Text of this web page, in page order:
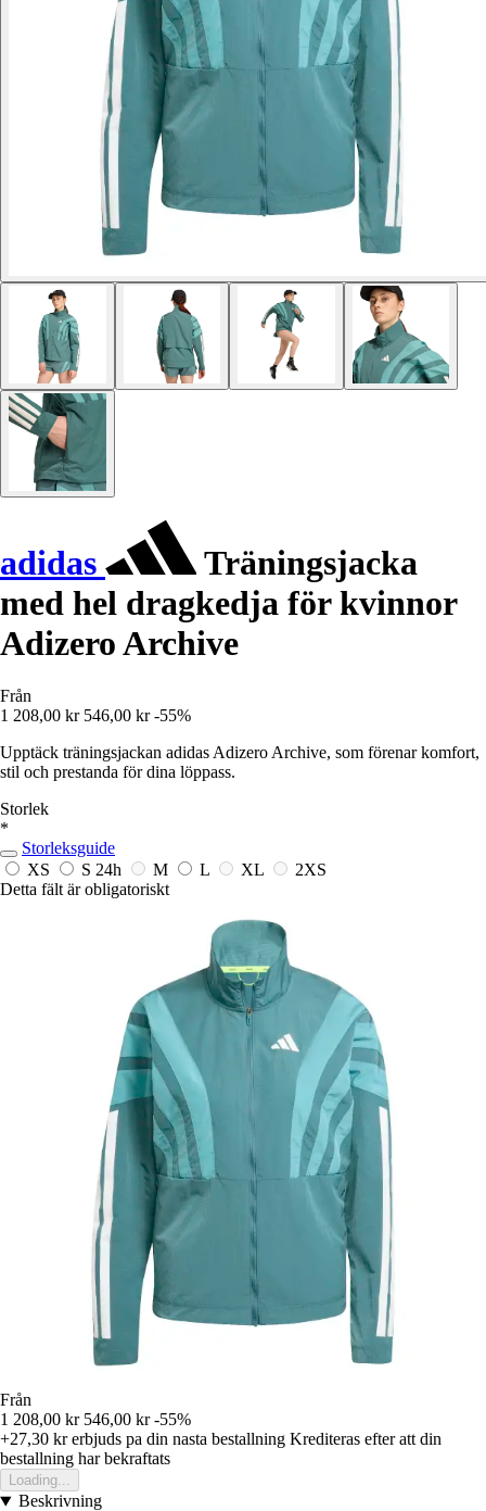
adidas
Träningsjacka
med hel dragkedja för kvinnor
Adizero Archive
Från
1 208,00 kr 546,00 kr -55%
Upptäck träningsjackan adidas Adizero Archive, som förenar komfort,
stil och prestanda för dina löppass.
Storlek
*
Storleksguide
XS
S 24h M L XL
2XS
Detta fält är obligatoriskt
Från
1 208,00 kr 546,00 kr -55%
+27,30 krerbjuds pa din nasta bestallning Krediteras efter att din
bestallning har bekraftats
Loading...
Beskrivning